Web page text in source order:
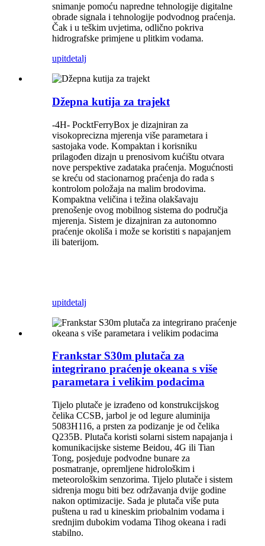
snimanje pomoću napredne tehnologije digitalne
obrade signala i tehnologije podvodnog praćenja.
Čak i u teškim uvjetima, odlično pokriva
hidrografske primjene u plitkim vodama.
upitdetalj
Džepna kutija za trajekt
-4H- PocktFerryBox je dizajniran za
visokoprecizna mjerenja više parametara i
sastojaka vode. Kompaktan i korisniku
prilagođen dizajn u prenosivom kućištu otvara
nove perspektive zadataka praćenja. Mogućnosti
se kreću od stacionarnog praćenja do rada s
kontrolom položaja na malim brodovima.
Kompaktna veličina i težina olakšavaju
prenošenje ovog mobilnog sistema do područja
mjerenja. Sistem je dizajniran za autonomno
praćenje okoliša i može se koristiti s napajanjem
ili baterijom.
upitdetalj
Frankstar S30m plutača za
integrirano praćenje okeana s više
parametara i velikim podacima
Tijelo plutače je izrađeno od konstrukcijskog
čelika CCSB, jarbol je od legure aluminija
5083H116, a prsten za podizanje je od čelika
Q235B. Plutača koristi solarni sistem napajanja i
komunikacijske sisteme Beidou, 4G ili Tian
Tong, posjeduje podvodne bunare za
posmatranje, opremljene hidrološkim i
meteorološkim senzorima. Tijelo plutače i sistem
sidrenja mogu biti bez održavanja dvije godine
nakon optimizacije. Sada je plutača više puta
puštena u rad u kineskim priobalnim vodama i
srednjim dubokim vodama Tihog okeana i radi
stabilno.